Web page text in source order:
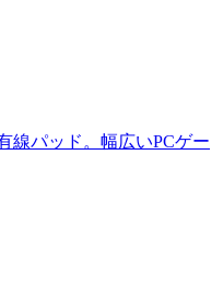
線パッド。幅広いPCゲー